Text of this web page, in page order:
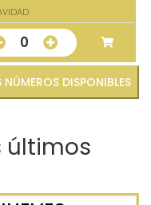
0
VER TODOS LOS NÚMEROS DISPONIBLES
últimos